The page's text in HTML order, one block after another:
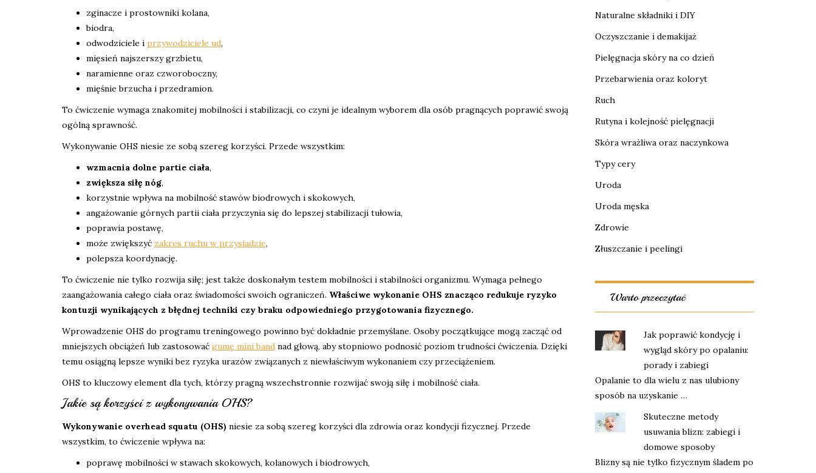
zginacze i prostowniki kolana,
biodra,
odwodziciele i przywodziciele ud,
mięsień najszerszy grzbietu,
naramienne oraz czworoboczny,
mięśnie brzucha i przedramion.
To ćwiczenie wymaga znakomitej mobilności i stabilizacji, co czyni je idealnym wyborem dla osób pragnących poprawić swoją
ogólną sprawność.
Wykonywanie OHS niesie ze sobą szereg korzyści. Przede wszystkim:
wzmacnia dolne partie ciała,
zwiększa siłę nóg,
korzystnie wpływa na mobilność stawów biodrowych i skokowych,
angażowanie górnych partii ciała przyczynia się do lepszej stabilizacji tułowia,
poprawia postawę,
może zwiększyć zakres ruchu w przysiadzie,
polepsza koordynację.
To ćwiczenie nie tylko rozwija siłę; jest także doskonałym testem mobilności i stabilności organizmu. Wymaga pełnego
zaangażowania całego ciała oraz świadomości swoich ograniczeń. Właściwe wykonanie OHS znacząco redukuje ryzyko
kontuzji wynikających z błędnej techniki czy braku odpowiedniego przygotowania fizycznego.
Wprowadzenie OHS do programu treningowego powinno być dokładnie przemyślane. Osoby początkujące mogą zacząć od
mniejszych obciążeń lub zastosować gumę mini band nad głową, aby stopniowo podnosić poziom trudności ćwiczenia. Dzięki
temu osiągną lepsze wyniki bez ryzyka urazów związanych z niewłaściwym wykonaniem czy przeciążeniem.
OHS to kluczowy element dla tych, którzy pragną wszechstronnie rozwijać swoją siłę i mobilność ciała.
Jakie są korzyści z wykonywania OHS?
Wykonywanie overhead squatu (OHS) niesie za sobą szereg korzyści dla zdrowia oraz kondycji fizycznej. Przede
wszystkim, to ćwiczenie wpływa na:
poprawę mobilności w stawach skokowych, kolanowych i biodrowych,
Naturalne składniki i DIY
Oczyszczanie i demakijaż
Pielęgnacja skóry na co dzień
Przebarwienia oraz koloryt
Ruch
Rutyna i kolejność pielęgnacji
Skóra wrażliwa oraz naczynkowa
Typy cery
Uroda
Uroda męska
Zdrowie
Złuszczanie i peelingi
Warto przeczytać
Jak poprawić kondycję i
wygląd skóry po opalaniu:
porady i zabiegi
Opalanie to dla wielu z nas ulubiony
sposób na uzyskanie …
Skuteczne metody
usuwania blizn: zabiegi i
domowe sposoby
Blizny są nie tylko fizycznym śladem po